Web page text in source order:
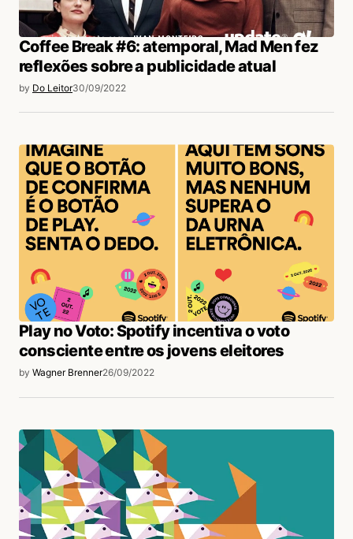
Coffee Break #6: atemporal, Mad Men fez
reflexões sobre a publicidade atual
by Do Leitor30/09/2022
Play no Voto: Spotify incentiva o voto
consciente entre os jovens eleitores
by Wagner Brenner26/09/2022